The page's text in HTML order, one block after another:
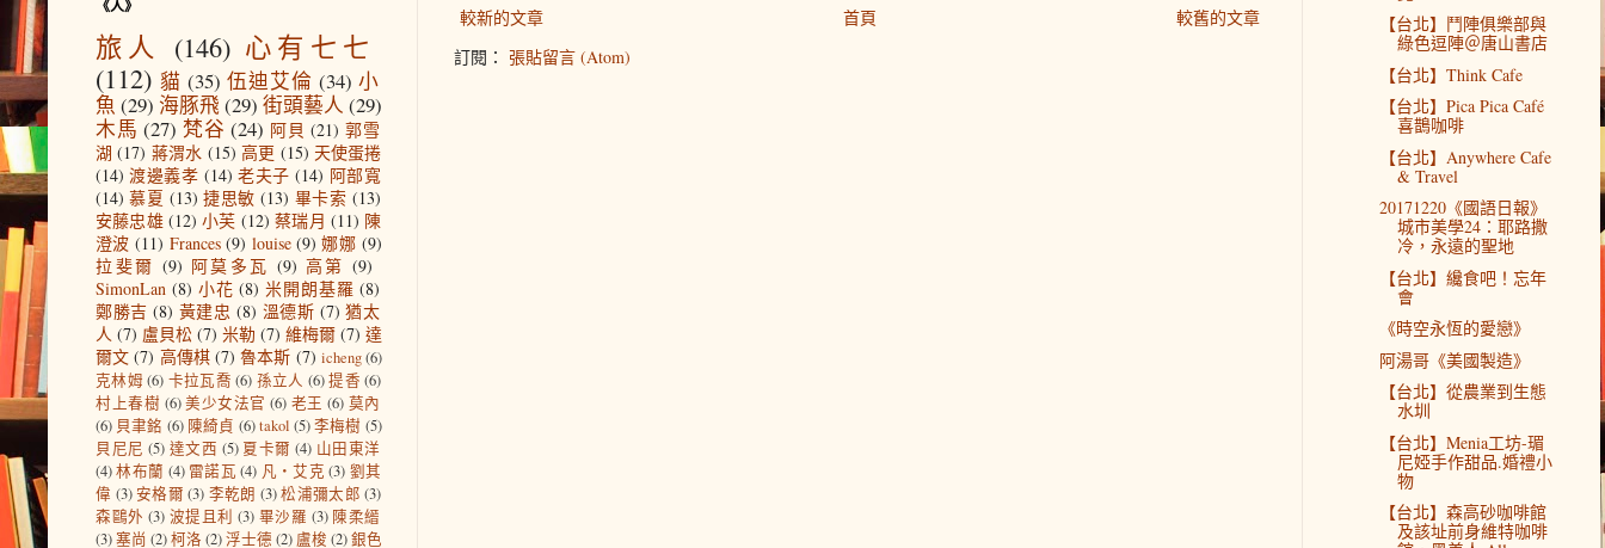
較新的文章 較舊的文章
首頁
訂閱： 張貼留言 (Atom)
《人》
旅人 (146) 心有七七
(112) 貓 (35) 伍迪艾倫 (34) 小
魚 (29) 海豚飛(29) 街頭藝人 (29)
木馬 (27) 梵谷 (24) 阿貝 (21) 郭雪
湖 (17) 蔣渭水 (15) 高更 (15) 天使蛋捲
(14) 渡邊義孝 (14) 老夫子 (14) 阿部寬
(14) 慕夏 (13) 捷思敏 (13) 畢卡索 (13)
安藤忠雄 (12) 小芙 (12) 蔡瑞月 (11) 陳
澄波 (11) Frances (9) louise (9) 娜娜 (9)
拉斐爾 (9) 阿莫多瓦 (9) 高第 (9)
SimonLan (8) 小花 (8) 米開朗基羅 (8)
鄭勝吉 (8) 黃建忠 (8) 溫德斯 (7) 猶太
人 (7) 盧貝松 (7) 米勒 (7) 維梅爾 (7) 達
爾文 (7) 高傳棋 (7) 魯本斯 (7) icheng(6)
克林姆 (6) 卡拉瓦喬 (6) 孫立人 (6)提香 (6)
村上春樹 (6) 美少女法官 (6) 老王 (6) 莫內
(6) 貝聿銘 (6) 陳綺貞 (6) takol (5)李梅樹 (5)
貝尼尼 (5) 達文西 (5) 夏卡爾 (4) 山田東洋
(4)林布蘭 (4) 雷諾瓦 (4) 凡‧艾克 (3) 劉其
偉 (3)安格爾 (3) 李乾朗 (3)松浦彌太郎 (3)
森鷗外 (3) 波提且利 (3) 畢沙羅 (3) 陳柔縉
(3)塞尚 (2)柯洛 (2)浮士德 (2) 盧梭 (2)銀色
【台北】鬥陣俱樂部與
綠色逗陣＠唐山書店
【台北】Think Cafe
【台北】Pica Pica Café
喜鵲咖啡
【台北】Anywhere Cafe
& Travel
20171220《國語日報》
城市美學24：耶路撒
冷，永遠的聖地
【台北】纔食吧！忘年
會
《時空永恆的愛戀》
阿湯哥《美國製造》
【台北】從農業到生態
水圳
【台北】Menia工坊-瑂
尼婭手作甜品.婚禮小
物
【台北】森高砂咖啡館
及該址前身維特咖啡